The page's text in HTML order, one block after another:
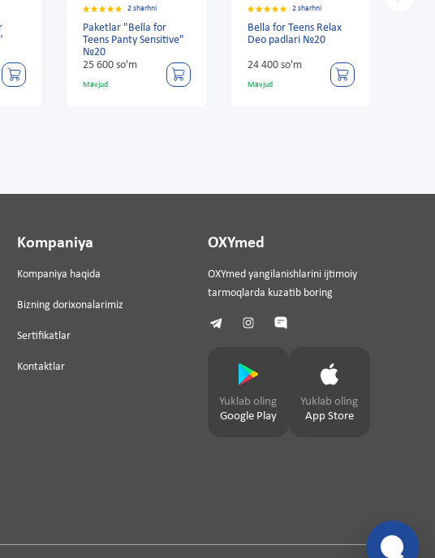
2 sharhni
Paketlar "Bella for
Teens Panty Sensitive"
№20
25 600 so'm
Mavjud
2 sharhni
Bella for Teens Relax
Deo padlari №20
24 400 so'm
Mavjud
Kompaniya
Kompaniya haqida
Bizning dorixonalarimiz
Sertifikatlar
Kontaktlar
OXYmed
OXYmed yangilanishlarini ijtimoiy
tarmoqlarda kuzatib boring
Yuklab oling
Google Play
Yuklab oling
App Store